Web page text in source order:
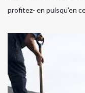
profitez- en puisqu’en